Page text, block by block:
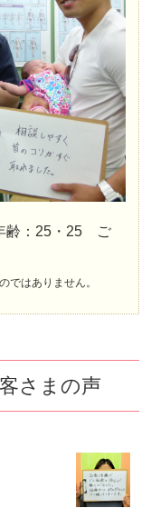
：25・25 ご
ではありません。
さまの声